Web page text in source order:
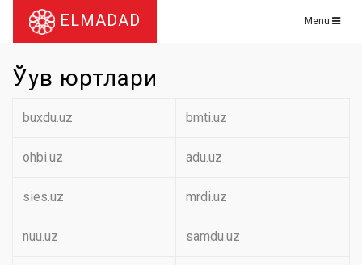
ELMADAD Menu
Ўқув юртлари
buxdu.uz bmti.uz
ohbi.uz adu.uz
sies.uz mrdi.uz
nuu.uz samdu.uz